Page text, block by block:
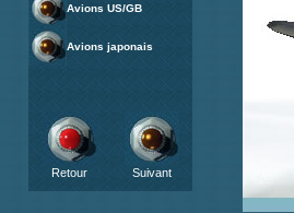
Avions US/GB
Avions japonais
Retour Suivant